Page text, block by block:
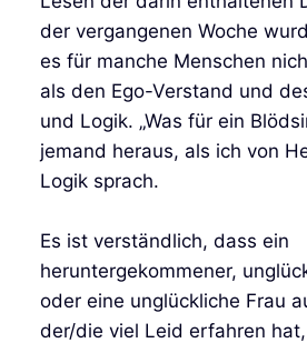
der vergangenen Woche
es für manche Menschen
als den Ego-Verstand und
und Logik. „Was für ein
jemand heraus, als ich von
Logik sprach.
Es ist verständlich, dass ein
heruntergekommener,
oder eine unglückliche Frau
der/die viel Leid erfahren